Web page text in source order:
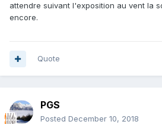
attendre suivant l'exposition au vent la
encore.
Quote
PGS
Posted December 10, 2018